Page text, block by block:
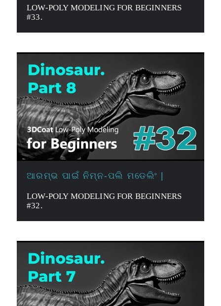
LOW-POLY MODELING FOR BEGINNERS
#33.
ଆରମ୍ଭ ପାଇଁ ନିମ୍ନ-ପଲି ମଡେଲିଂ |
LOW-POLY MODELING FOR BEGINNERS
#32.